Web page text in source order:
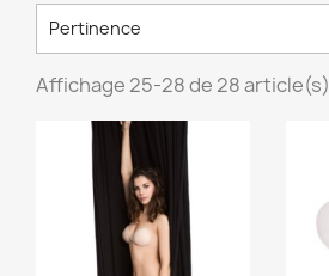
Pertinence
Affichage 25-28 de 28 article(s)